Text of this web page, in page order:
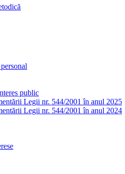
public
Legii nr. 544/2001 în anul 2025
Legii nr. 544/2001 în anul 2024